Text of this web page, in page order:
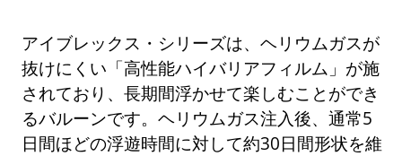
アイブレックス・シリーズは、ヘリウムガスが
抜けにくい「高性能ハイバリアフィルム」が施
されており、長期間浮かせて楽しむことができ
るバルーンです。ヘリウムガス注入後、通常5
日間ほどの浮遊時間に対して約30日間形状を維